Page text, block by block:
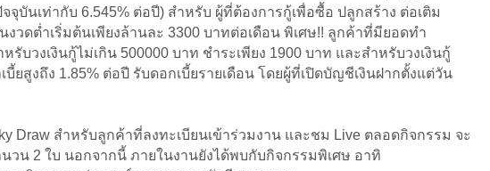
บันเท่ากับ 6.545% ต่อปี) สำหรับ ผู้ที่ต้องการกู้เพื่อซื้อ ปลูกสร้าง ต่อเติม
ดต่ำเริ่มต้นเพียงล้านละ 3300 บาทต่อเดือน พิเศษ!! ลูกค้าที่มียอดทำ
วงเงินกู้ไม่เกิน 500000 บาท ชำระเพียง 1900 บาท และสำหรับวงเงินกู้
ยสูงถึง 1.85% ต่อปี รับดอกเบี้ยรายเดือน โดยผู้ที่เปิดบัญชีเงินฝากตั้งแต่วัน
Draw สำหรับลูกค้าที่ลงทะเบียนเข้าร่วมงาน และชม Live ตลอดกิจกรรม จะ
วน 2 ใบ นอกจากนี้ ภายในงานยังได้พบกับกิจกรรมพิเศษ อาทิ